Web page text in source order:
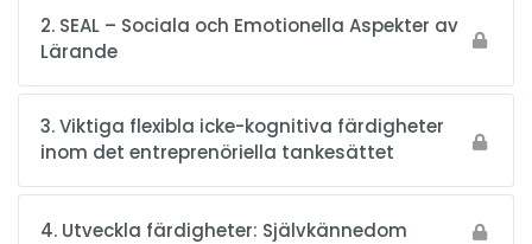
2. SEAL – Sociala och Emotionella Aspekter av
Lärande
3. Viktiga flexibla icke-kognitiva färdigheter
inom det entreprenöriella tankesättet
4. Utveckla färdigheter: Självkännedom